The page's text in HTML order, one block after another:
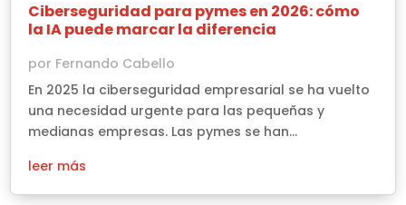
Ciberseguridad para pymes en 2026: cómo
la IA puede marcar la diferencia
por Fernando Cabello
En 2025 la ciberseguridad empresarial se ha vuelto
una necesidad urgente para las pequeñas y
medianas empresas. Las pymes se han...
leer más